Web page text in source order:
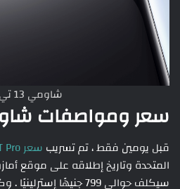
شاومي 13 تي برو
سعر ومواصفات شاومي 13
قبل يومين فقط ، تم تسريب سعر Xiaomi 13T Pro
المتحدة وتاريخ إطلاقه على موقع
سيكلف حوالي 799 جنيهًا